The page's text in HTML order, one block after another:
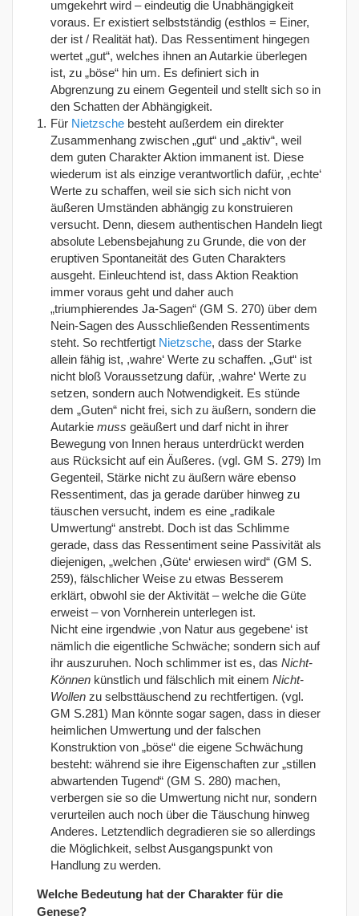
umgekehrt wird – eindeutig die Unabhängigkeit
voraus. Er existiert selbstständig (esthlos = Einer,
der ist / Realität hat). Das Ressentiment hingegen
wertet „gut“, welches ihnen an Autarkie überlegen
ist, zu „böse“ hin um. Es definiert sich in
Abgrenzung zu einem Gegenteil und stellt sich so in
den Schatten der Abhängigkeit.
Für Nietzsche besteht außerdem ein direkter
Zusammenhang zwischen „gut“ und „aktiv“, weil
dem guten Charakter Aktion immanent ist. Diese
wiederum ist als einzige verantwortlich dafür, ,echte‘
Werte zu schaffen, weil sie sich sich nicht von
äußeren Umständen abhängig zu konstruieren
versucht. Denn, diesem authentischen Handeln liegt
absolute Lebensbejahung zu Grunde, die von der
eruptiven Spontaneität des Guten Charakters
ausgeht. Einleuchtend ist, dass Aktion Reaktion
immer voraus geht und daher auch
„triumphierendes Ja-Sagen“ (GM S. 270) über dem
Nein-Sagen des Ausschließenden Ressentiments
steht. So rechtfertigt Nietzsche, dass der Starke
allein fähig ist, ,wahre‘ Werte zu schaffen. „Gut“ ist
nicht bloß Voraussetzung dafür, ,wahre‘ Werte zu
setzen, sondern auch Notwendigkeit. Es stünde
dem „Guten“ nicht frei, sich zu äußern, sondern die
Autarkie muss geäußert und darf nicht in ihrer
Bewegung von Innen heraus unterdrückt werden
aus Rücksicht auf ein Äußeres. (vgl. GM S. 279) Im
Gegenteil, Stärke nicht zu äußern wäre ebenso
Ressentiment, das ja gerade darüber hinweg zu
täuschen versucht, indem es eine „radikale
Umwertung“ anstrebt. Doch ist das Schlimme
gerade, dass das Ressentiment seine Passivität als
diejenigen, „welchen ,Güte‘ erwiesen wird“ (GM S.
259), fälschlicher Weise zu etwas Besserem
erklärt, obwohl sie der Aktivität – welche die Güte
erweist – von Vornherein unterlegen ist.
Nicht eine irgendwie ,von Natur aus gegebene‘ ist
nämlich die eigentliche Schwäche; sondern sich auf
ihr auszuruhen. Noch schlimmer ist es, das Nicht-
Können künstlich und fälschlich mit einem Nicht-
Wollen zu selbsttäuschend zu rechtfertigen. (vgl.
GM S.281) Man könnte sogar sagen, dass in dieser
heimlichen Umwertung und der falschen
Konstruktion von „böse“ die eigene Schwächung
besteht: während sie ihre Eigenschaften zur „stillen
abwartenden Tugend“ (GM S. 280) machen,
verbergen sie so die Umwertung nicht nur, sondern
verurteilen auch noch über die Täuschung hinweg
Anderes. Letztendlich degradieren sie so allerdings
die Möglichkeit, selbst Ausgangspunkt von
Handlung zu werden.
Welche Bedeutung hat der Charakter für die
Genese?